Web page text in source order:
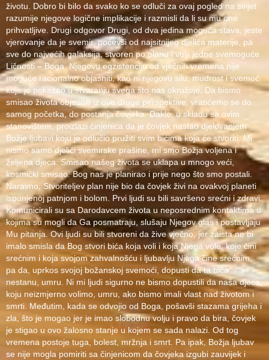
životu. Dobro bi bilo da svako ko se odluči za ovaj pogled na svijet
razumije njegove logične implikacije i razmisli da li su mu one
prihvatljive. Drugi odgovor Drugi, od dva jedina moguća stava, jeste
vjerovanje da je svemir, počevši od najsitnijeg djelića materije, pa
sve do najvećih galaksija, stvoren po planu i volji jedne svemoguće
Ličnosti – Boga. Njegovu egzistenciju od vječnih vremena nije
moguće racionalno objasniti, kao ni njegovu silu, mudrost i svemoć
koje je pokazao u stvaranju svega što nas okružuje. Da bismo
smisao života objasnili iz ove druge perspektive, vratićemo se do
samog početka, do postanja čovjeka. Dakle, u skladu sa ovim
stanovištem, proizlazi činjenica da je čovjek nastao djelovanjem
Božje ljubavi koju je odlučio pružiti svim bićima koja će stvoriti. Mi
nismo samo djelići svemirske prašine, mi smo Božja voljena i
željena djeca. Smisao našeg života se uklapa u mnogo veći,
kosmički smisao. Bog nas je planirao i prije nego što smo postali.
Naravno, Stvoriteljev plan nije bio da čovjek živi na ovakvoj planeti
ispunjenoj patnjom i bolom. Prvi ljudi su bili savršeno srećni i zdravi.
Komunicirali su sa Darodavcem života u neposrednim kontaktima u
kojima su mogli da Ga posmatraju, slušaju Njegov glas i postavljaju
Mu pitanja. Ovi ljudi su bili stvoreni da žive vječno, jer zaista ne bi
imalo smisla da Bog stvori bića koja voli i koja Njega vole, koje čini
srećnim i koja svojom zahvalnošću i ljubavlju Njega čine srećnim,
pa da, uprkos svojoj božanskoj svemoći, dopusti da ta bića
nestanu, umru. Ni mi ljudi sigurno ne bismo dopustili da naša djeca,
koju neizmjerno volimo, umru, ako bismo imali vlast nad životom i
smrti. Međutim, kada se odvojio od Boga, pošavši stazama grijeha i
zla, što je mogao jer je imao slobodnu volju i pravo da bira, čovjek
je stigao u ovo žalosno stanje u kojem se sada nalazi. Od tog
vremena postoje tuga, bolest, mržnja i smrt. Pa ipak, Božja ljubav
se nije mogla pomiriti sa činjenicom da čovjeka izgubi zauvijek i